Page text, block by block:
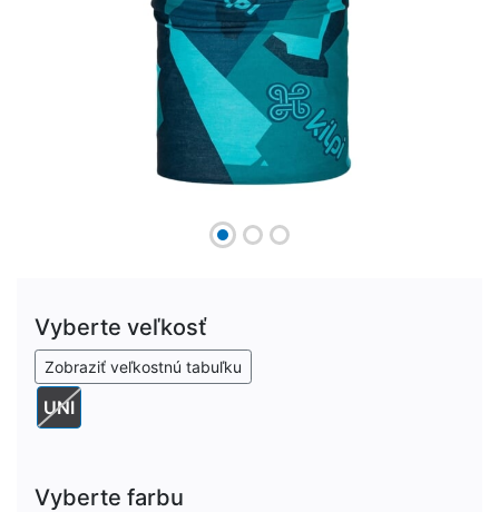
Vyberte veľkosť
Zobraziť veľkostnú tabuľku
UNI
Vyberte farbu